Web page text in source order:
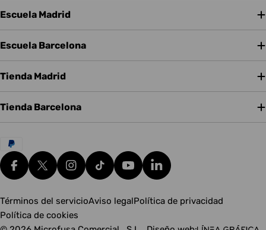
Escuela Madrid
Escuela Barcelona
Tienda Madrid
Tienda Barcelona
Métodos
de
pagoFacebookX (Twitter)Instagram
tiktok YouTubeTranslation missing:
Términos del servicioAviso legalPolítica de privacidad
Política de cookies